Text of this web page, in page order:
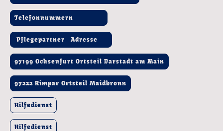
Telefonnummern
Pflegepartner Adresse
97199 Ochsenfurt Ortsteil Darstadt am Main
97222 Rimpar Ortsteil Maidbronn
Hilfedienst
Hilfedienst